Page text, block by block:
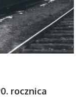
rocznica